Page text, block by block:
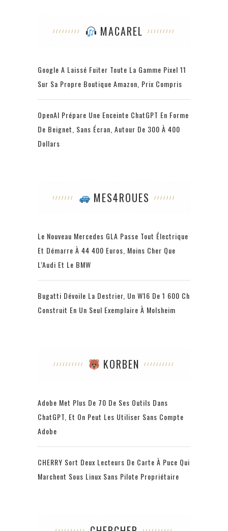
MACAREL
Google A Laissé Fuiter Toute La Gamme Pixel 11
Sur Sa Propre Boutique Amazon, Prix Compris
OpenAI Prépare Une Enceinte ChatGPT En Forme
De Beignet, Sans Écran, Autour De 300 À 400
Dollars
MES4ROUES
Le Nouveau Mercedes GLA Passe Tout Électrique
Et Démarre À 44 400 Euros, Moins Cher Que
L’Audi Et Le BMW
Bugatti Dévoile La Destrier, Un W16 De 1 600 Ch
Construit En Un Seul Exemplaire À Molsheim
KORBEN
Adobe Met Plus De 70 De Ses Outils Dans
ChatGPT, Et On Peut Les Utiliser Sans Compte
Adobe
CHERRY Sort Deux Lecteurs De Carte À Puce Qui
Marchent Sous Linux Sans Pilote Propriétaire